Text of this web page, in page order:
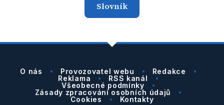
Slovník
O nás Provozovatel webu
Redakce
Reklama
RSS kanál
Všeobecné podmínky
Zásady zpracování osobních údajů
Cookies
Kontakty